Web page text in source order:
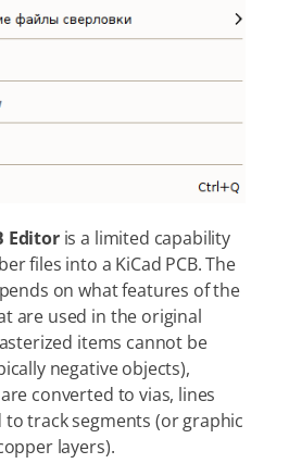
Editoris a limited capability
files into a KiCad PCB. The
on what features of the
are used in the original
items cannot be
negative objects),
converted to vias, lines
track segments (or graphic
layers).